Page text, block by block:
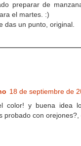
preparar de
el martes. :)
das un punto, original.
18 de septiembre de
color! y buena idea
probado con orejones?,